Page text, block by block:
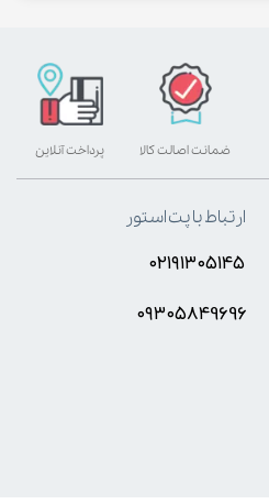
پرداخت آنلاین ضمانت اصالت کالا
ارتباط با پت استور
۰۲۱۹۱۳۰۵۱۴۵
۰۹۳۰۵8۴9696